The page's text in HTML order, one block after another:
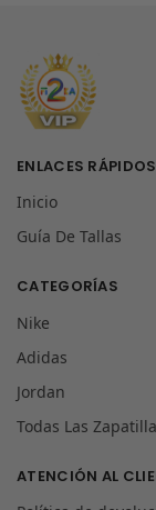
ENLACES RÁPIDOS
Inicio
Guía De Tallas
CATEGORÍAS
Nike
Adidas
Jordan
Todas Las
ATENCIÓN AL